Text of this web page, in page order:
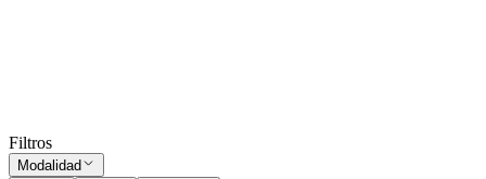
Filtros
Modalidad